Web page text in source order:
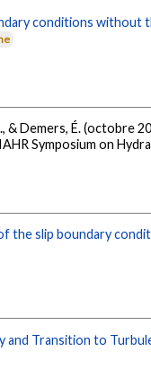
conditions
& Demers, É. (octobre
Symposium on
the slip boundary
and Transition to